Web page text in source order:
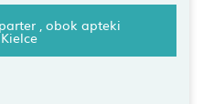
, obok apteki